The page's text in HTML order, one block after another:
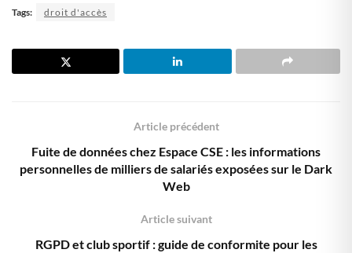
Tags: droit d'accès
Article précédent
Fuite de données chez Espace CSE : les informations
personnelles de milliers de salariés exposées sur le Dark
Web
Article suivant
RGPD et club sportif : guide de conformite pour les